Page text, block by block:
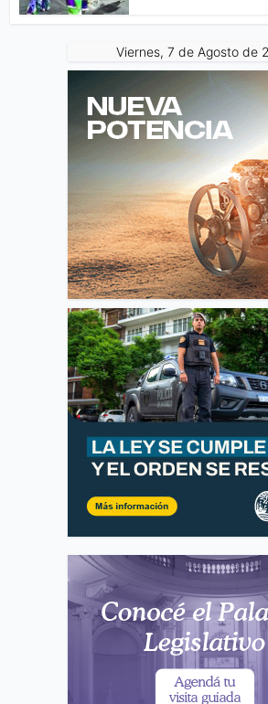
Viernes, 7 de Agosto de